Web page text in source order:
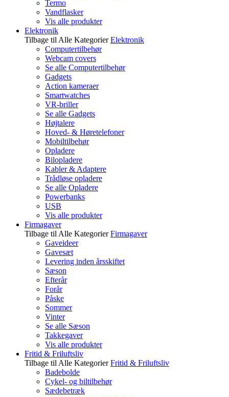
Termo
Vandflasker
Vis alle produkter
Elektronik
Tilbage til Alle Kategorier Elektronik
Computertilbehør
Webcam covers
Se alle Computertilbehør
Gadgets
Action kameraer
Smartwatches
VR-briller
Se alle Gadgets
Højtalere
Hoved- & Høretelefoner
Mobiltilbehør
Opladere
Bilopladere
Kabler & Adaptere
Trådløse opladere
Se alle Opladere
Powerbanks
USB
Vis alle produkter
Firmagaver
Tilbage til Alle Kategorier Firmagaver
Gaveideer
Gavesæt
Levering inden årsskiftet
Sæson
Efterår
Forår
Påske
Sommer
Vinter
Se alle Sæson
Takkegaver
Vis alle produkter
Fritid & Friluftsliv
Tilbage til Alle Kategorier Fritid & Friluftsliv
Badebolde
Cykel- og biltilbehør
Sædebetræk